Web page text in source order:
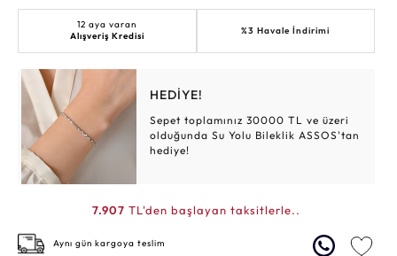
12 aya varan
Alışveriş Kredisi
%3 Havale İndirimi
HEDİYE!
Sepet toplamınız 30000 TL ve üzeri
olduğunda Su Yolu Bileklik ASSOS'tan
hediye!
7.907 TL'den başlayan taksitlerle..
Aynı gün kargoya teslim